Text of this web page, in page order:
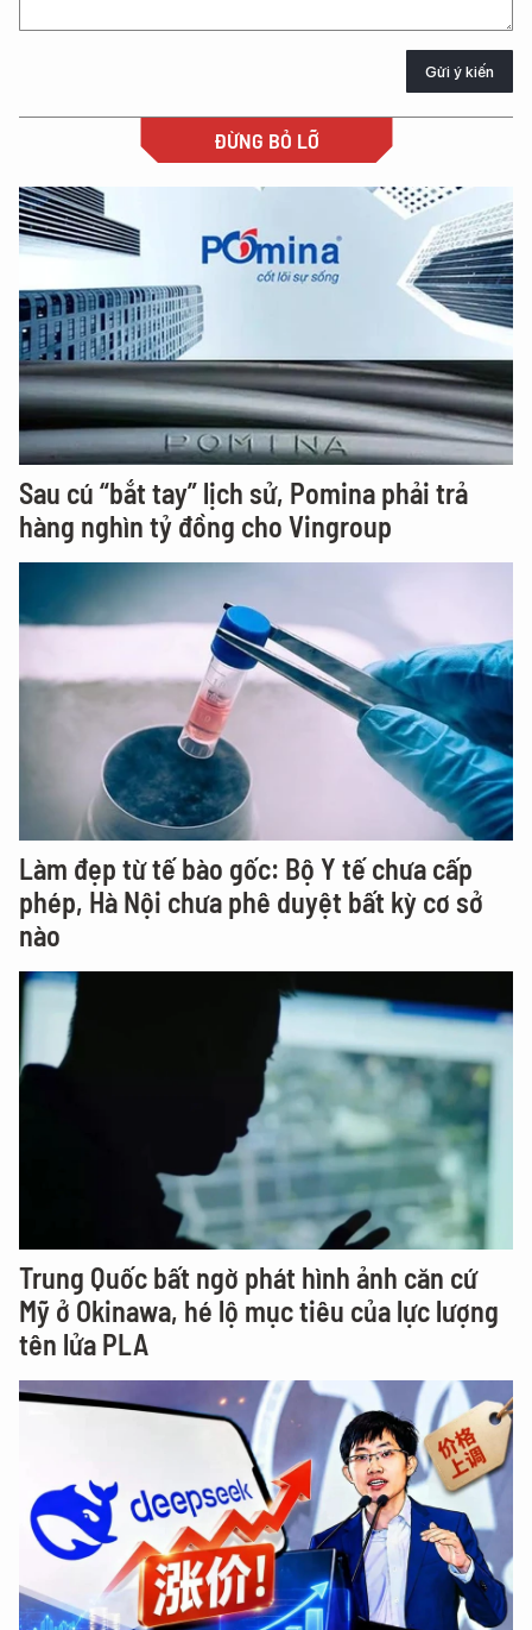
Gửi ý kiến
ĐỪNG BỎ LỠ
Sau cú “bắt tay” lịch sử, Pomina phải trả
hàng nghìn tỷ đồng cho Vingroup
Làm đẹp từ tế bào gốc: Bộ Y tế chưa cấp
phép, Hà Nội chưa phê duyệt bất kỳ cơ sở
nào
Trung Quốc bất ngờ phát hình ảnh căn cứ
Mỹ ở Okinawa, hé lộ mục tiêu của lực lượng
tên lửa PLA